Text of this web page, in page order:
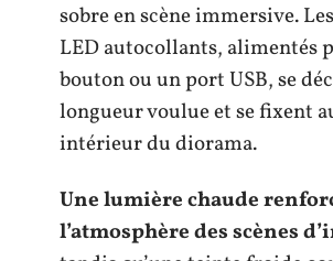
sobre en scène immersive.
LED autocollants, alimentés
bouton ou un port USB, se
longueur voulue et se fixent
intérieur du diorama.
Une lumière chaude
l’atmosphère des scènes